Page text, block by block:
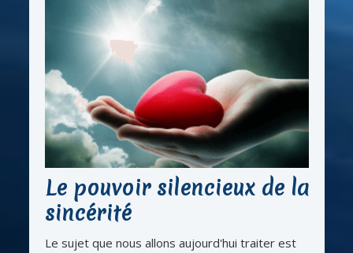
Le pouvoir silencieux de la
sincérité
Le sujet que nous allons aujourd'hui traiter est